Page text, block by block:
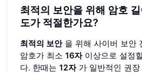
최적의 보안을 위해 암호
도가 적절한가요?
최적의 보안을 위해 사이버 보안
암호가 최소 16자이상으로 설정
다. 한때는 12자가 일반적인 권장